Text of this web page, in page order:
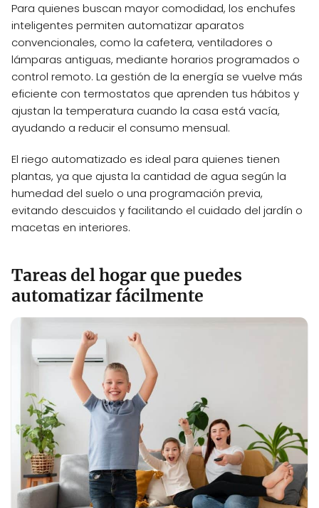
Para quienes buscan mayor comodidad, los enchufes
inteligentes permiten automatizar aparatos
convencionales, como la cafetera, ventiladores o
lámparas antiguas, mediante horarios programados o
control remoto. La gestión de la energía se vuelve más
eficiente con termostatos que aprenden tus hábitos y
ajustan la temperatura cuando la casa está vacía,
ayudando a reducir el consumo mensual.
El riego automatizado es ideal para quienes tienen
plantas, ya que ajusta la cantidad de agua según la
humedad del suelo o una programación previa,
evitando descuidos y facilitando el cuidado del jardín o
macetas en interiores.
Tareas del hogar que puedes
automatizar fácilmente